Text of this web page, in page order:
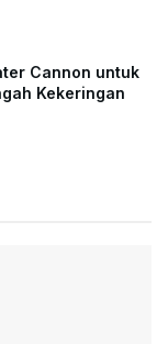
Cannon untuk
Kekeringan